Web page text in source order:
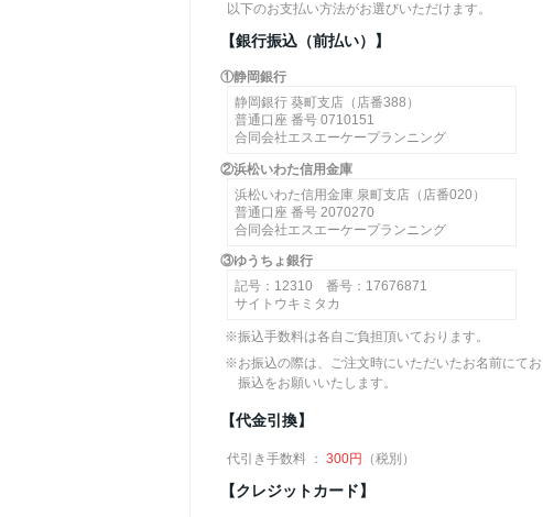
以下のお支払い方法がお選びいただけます。
【銀行振込（前払い）】
①静岡銀行
静岡銀行 葵町支店（店番388）
普通口座 番号 0710151
合同会社エスエーケープランニング
②浜松いわた信用金庫
浜松いわた信用金庫 泉町支店（店番020）
普通口座 番号 2070270
合同会社エスエーケープランニング
③ゆうちょ銀行
記号：12310 番号：17676871
サイトウキミタカ
※振込手数料は各自ご負担頂いております。
※お振込の際は、ご注文時にいただいたお名前にてお
振込をお願いいたします。
【代金引換】
代引き手数料 ： 300円 （税別）
【クレジットカード】